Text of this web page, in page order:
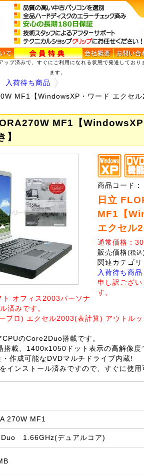
プ済みで、すぐにご利用になれる状態で発送してお
ます。
入荷待ち商品
MF1【WindowsXP・ワード エクセル
MF1【
】
商品コード
日立
MF1【
エクセル
通常価格：
販売価格(税込
関連カテゴリ
入荷待ち商品
申し訳ござ
す。
オフィス2003パーソナ
済みです。
プロ) エクセル2003(表計算) アウトル
のCore2Duo搭載です。
載、1400x1050ドット表示の高解像度
作成可能なDVDマルチドライブ内蔵!
インストール済みですので、すぐに使用
270W MF1
1.66GHz(デュアルコア)